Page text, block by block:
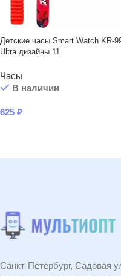
Детские часы Smart Watch KR-
Ultra дизайны 11
Часы
В наличии
625 ₽
Санкт-Петербург, Садовая